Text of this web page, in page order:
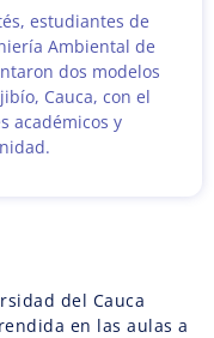
estudiantes de
Ambiental de
dos modelos
Cauca, con el
académicos y
del Cauca
en las aulas a